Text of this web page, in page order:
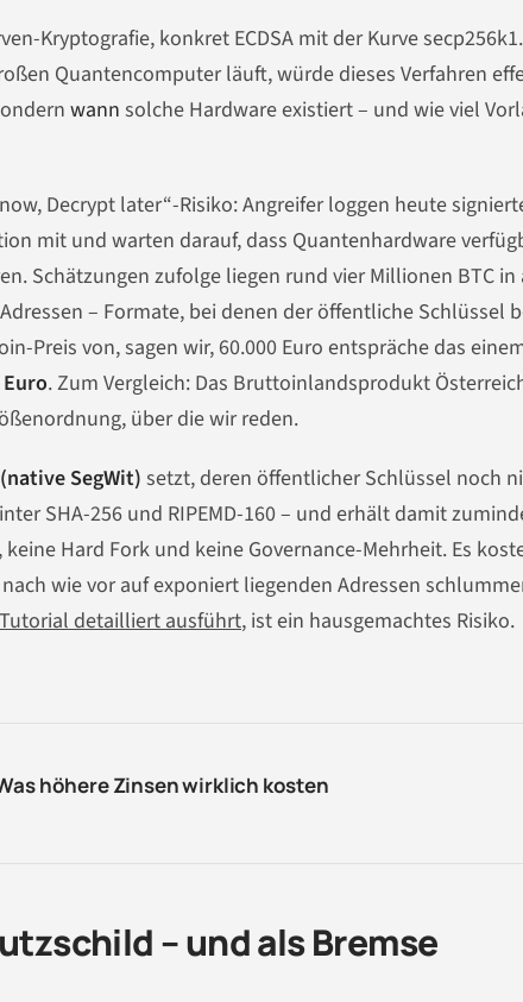
Kryptografie, konkret ECDSA mit der Kurve
Quantencomputer läuft, würde dieses Verfahren
wann solche Hardware existiert – und wie viel
Decrypt later“-Risiko: Angreifer loggen heute
mit und warten darauf, dass Quantenhardware
Schätzungen zufolge liegen rund vier Millionen BTC
– Formate, bei denen der öffentliche Schlüssel
Preis von, sagen wir, 60.000 Euro entspräche das
. Zum Vergleich: Das Bruttoinlandsprodukt
über die wir reden.
SegWit) setzt, deren öffentlicher Schlüssel noch
SHA-256 und RIPEMD-160 – und erhält damit
Hard Fork und keine Governance-Mehrheit. Es
wie vor auf exponiert liegenden Adressen
detailliert ausführt, ist ein hausgemachtes Risiko.
höhere Zinsen wirklich kosten
– und als Bremse